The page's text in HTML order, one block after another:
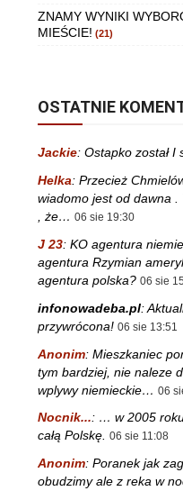
ZNAMY WYNIKI
MIEŚCIE! (21)
OSTATNIE
Jackie: Ostapko został I
Helka: Przecież
wiadomo jest od dawna
, że… 06 sie 19:30
J 23: KO agentura
agentura Rzymian
agentura polska? 06 sie
infonowadeba.pl:
przywrócona! 06 sie 13:51
Anonim: Mieszkaniec
tym bardziej, nie naleze
wplywy niemieckie… 06
Nocnik...: … w 2005 roku
całą Polskę. 06 sie 11:08
Anonim: Poranek jak
obudzimy ale z reka w